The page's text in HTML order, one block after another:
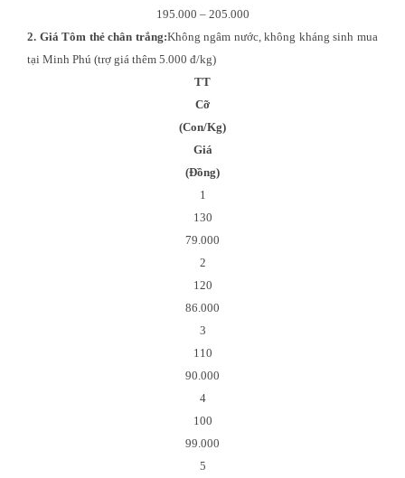
195.000 – 205.000
2. Giá Tôm thẻ chân trắng:Không ngâm nước, không kháng sinh mua
tại Minh Phú (trợ giá thêm 5.000 đ/kg)
TT
Cỡ
(Con/Kg)
Giá
(Đồng)
1
130
79.000
2
120
86.000
3
110
90.000
4
100
99.000
5